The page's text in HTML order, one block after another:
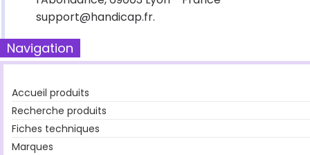
support@handicap.fr.
Navigation
Accueil produits
Recherche produits
Fiches techniques
Marques